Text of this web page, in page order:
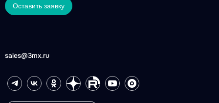
sales@3mx.ru
Оставить заявку